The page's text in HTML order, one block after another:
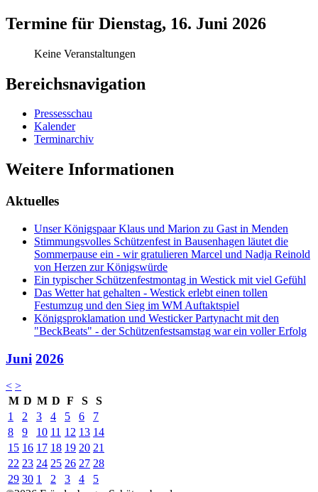
Termine für Dienstag, 16. Juni 2026
Keine Veranstaltungen
Bereichsnavigation
Pressesschau
Kalender
Terminarchiv
Weitere Informationen
Aktuelles
Unser Königspaar Klaus und Marion zu Gast in Menden
Stimmungsvolles Schützenfest in Bausenhagen läutet die
Sommerpause ein - wir gratulieren Marcel und Nadja Reinold
von Herzen zur Königswürde
Ein typischer Schützenfestmontag in Westick mit viel Gefühl
Das Wetter hat gehalten - Westick erlebt einen tollen
Festumzug und den Sieg im WM Auftaktspiel
Königsproklamation und Westicker Partynacht mit den
"BeckBeats" - der Schützenfestsamstag war ein voller Erfolg
Juni 2026
< >
M D M D F S
S
1
2 3 4 5 6
7
8
9 10 11 12 13 14
15 16 17 18 19 20 21
22 23 24 25 26 27 28
29 30 1 2 3 4
5